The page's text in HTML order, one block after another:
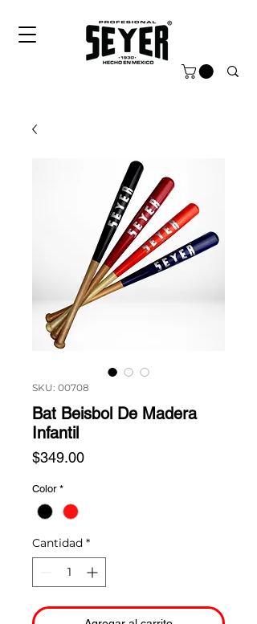
SKU: 00708
Bat Beisbol De Madera
Infantil
$349.00Precio
Color *
Cantidad *